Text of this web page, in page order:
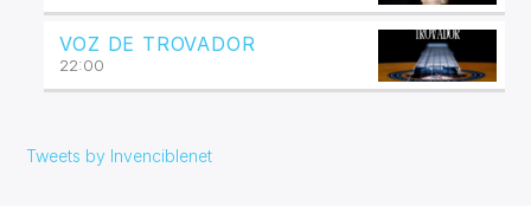
VOZ DE TROVADOR
22:00
Tweets by Invenciblenet